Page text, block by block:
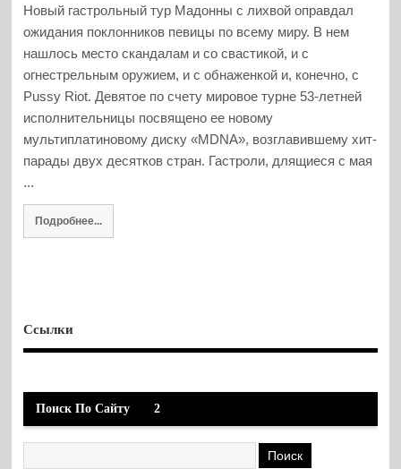
Новый гастрольный тур Мадонны с лихвой оправдал
ожидания поклонников певицы по всему миру. В нем
нашлось место скандалам и со свастикой, и с
огнестрельным оружием, и с обнаженкой и, конечно, с
Pussy Riot. Девятое по счету мировое турне 53-летней
исполнительницы посвящено ее новому
мультиплатиновому диску «MDNA», возглавившему хит-
парады двух десятков стран. Гастроли, длящиеся с мая
...
Подробнее...
Ссылки
Поиск По Сайту 2